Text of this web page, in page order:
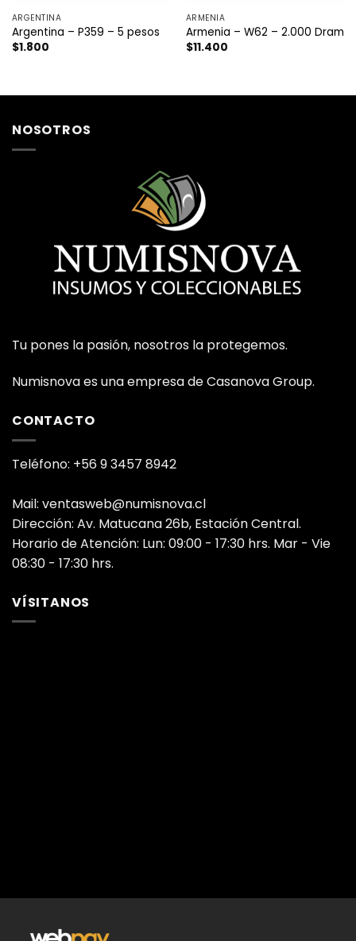
ARGENTINA
Argentina – P359 – 5 pesos
$1.800
ARMENIA
Armenia – W62 – 2.000 Dram
$11.400
NOSOTROS
Tu pones la pasión, nosotros la protegemos.
Numisnova es una empresa de Casanova Group.
CONTACTO
Teléfono: +56 9 3457 8942
Mail: ventasweb@numisnova.cl
Dirección: Av. Matucana 26b, Estación Central.
Horario de Atención: Lun: 09:00 - 17:30 hrs. Mar - Vie
08:30 - 17:30 hrs.
VÍSITANOS